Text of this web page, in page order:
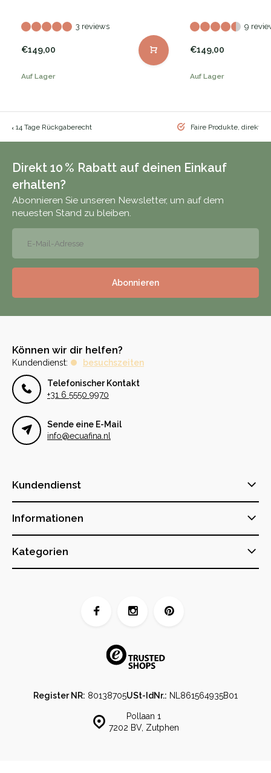
3 reviews
€149,00
Auf Lager
9
€149,00
Auf Lager
& 14 Tage Rückgaberecht Faire Produkte, direkt
Direkt 10 % Rabatt auf deinen Einkauf
erhalten?
Abonnieren Sie unseren Newsletter, um auf dem
neuesten Stand zu bleiben.
Abonnieren
Können wir dir helfen?
Kundendienst: besuchszeiten
Telefonischer Kontakt
+31 6 5550 9970
Sende eine E-Mail
info@ecuafina.nl
Kundendienst
Informationen
Kategorien
Pollaan 1
7202 BV, Zutphen
Register NR: 80138705USt-IdNr.: NL861564935B01